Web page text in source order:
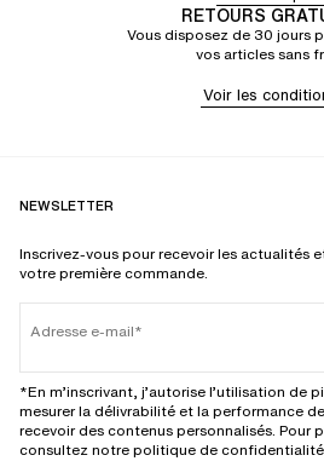
RETOURS
Vous disposez de 30 jours
vos articles sans
Voir les
NEWSLETTER
Inscrivez-vous pour recevoir les actualités
votre première commande.
Adresse e-mail
*En m’inscrivant, j’autorise l’utilisation de
mesurer la délivrabilité et la performance
recevoir des contenus personnalisés. Pour
consultez notre politique de